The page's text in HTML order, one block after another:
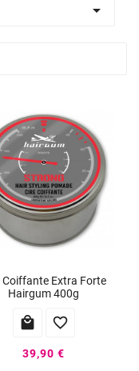

Coiffante Extra Forte
Hairgum 400g
 
39,90 €